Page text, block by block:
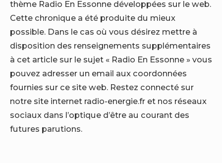
thème Radio En Essonne développées sur le web.
Cette chronique a été produite du mieux
possible. Dans le cas où vous désirez mettre à
disposition des renseignements supplémentaires
à cet article sur le sujet « Radio En Essonne » vous
pouvez adresser un email aux coordonnées
fournies sur ce site web. Restez connecté sur
notre site internet radio-energie.fr et nos réseaux
sociaux dans l’optique d’être au courant des
futures parutions.